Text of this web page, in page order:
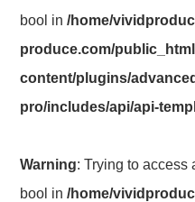
bool in/home/
produce.com/
content/plugins/
pro/includes/api/api-
Warning: Trying to access
bool in/home/